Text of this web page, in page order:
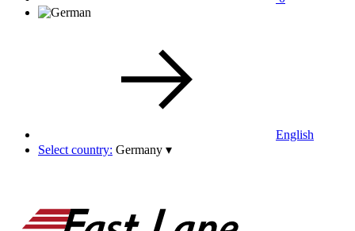
English
Select country: Germany ▾